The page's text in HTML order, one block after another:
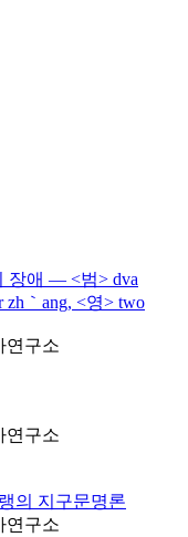
장애 ― <범> dva
zh｀ang, <영> two
연구소
연구소
의 지구문명론
연구소